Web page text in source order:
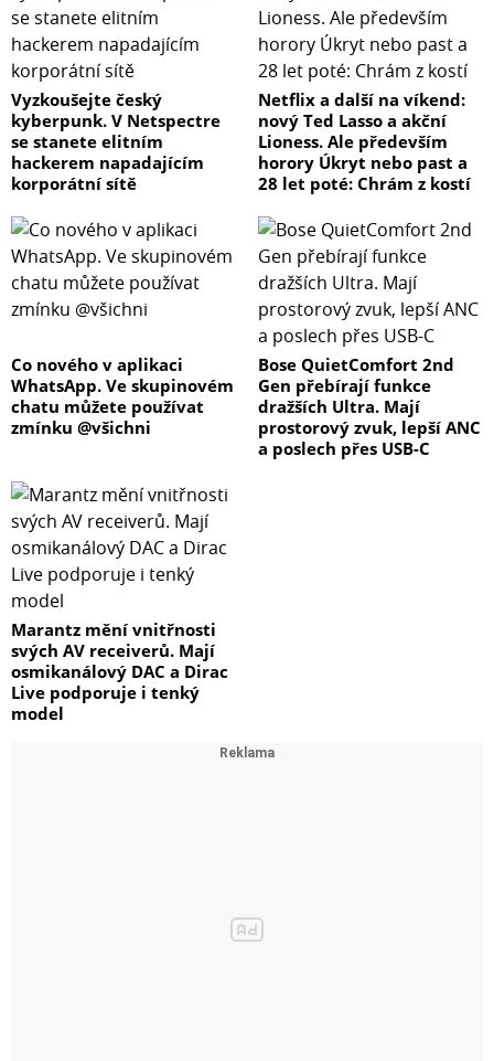
Vyzkoušejte český
kyberpunk. V Netspectre
se stanete elitním
hackerem napadajícím
korporátní sítě
Netflix a další na víkend:
nový Ted Lasso a akční
Lioness. Ale především
horory Úkryt nebo past a
28 let poté: Chrám z kostí
Co nového v aplikaci
WhatsApp. Ve skupinovém
chatu můžete používat
zmínku @všichni
Bose QuietComfort 2nd
Gen přebírají funkce
dražších Ultra. Mají
prostorový zvuk, lepší ANC
a poslech přes USB-C
Marantz mění vnitřnosti
svých AV receiverů. Mají
osmikanálový DAC a Dirac
Live podporuje i tenký
model